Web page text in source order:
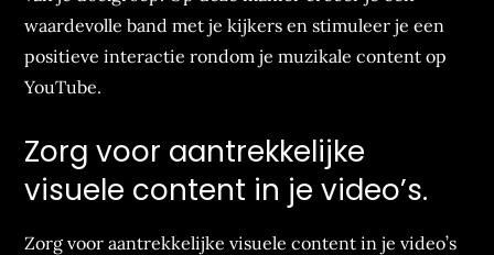
waardevolle band met je kijkers en stimuleer je een
positieve interactie rondom je muzikale content op
YouTube.
Zorg voor aantrekkelijke
visuele content in je video’s.
Zorg voor aantrekkelijke visuele content in je video’s